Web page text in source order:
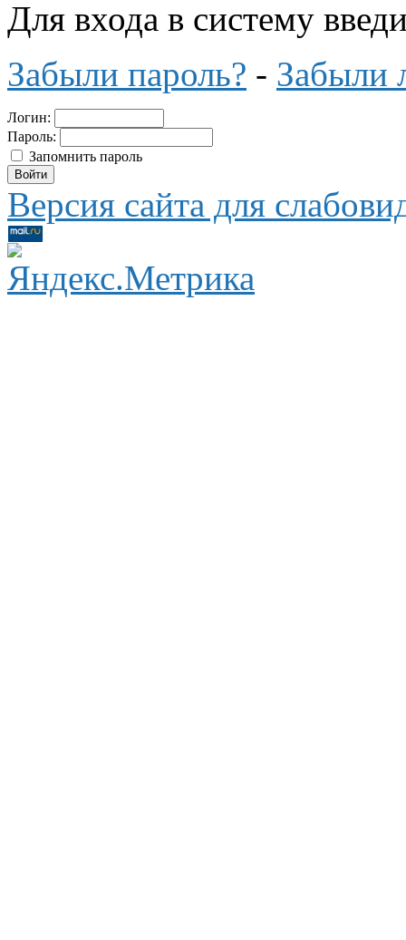
Для входа в систему
Забыли пароль? - Забыли
Логин:
Пароль:
Запомнить пароль
Версия сайта для